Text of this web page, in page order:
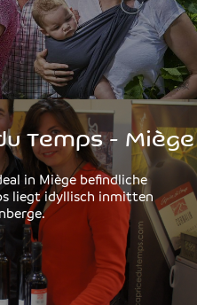
Temps - Miège
in Miège befindliche
liegt idyllisch inmitten